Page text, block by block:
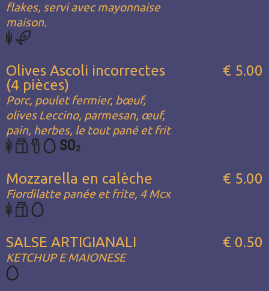
flakes, servi avec mayonnaise
maison.
Olives Ascoli incorrectes
(4 pièces)
Porc, poulet fermier, bœuf,
olives Leccino, parmesan, œuf,
pain, herbes, le tout pané et frit
€ 5.00
Mozzarella en calèche
Fiordilatte panée et frite, 4 Mcx
€ 5.00
SALSE ARTIGIANALI
KETCHUP E MAIONESE
€ 0.50